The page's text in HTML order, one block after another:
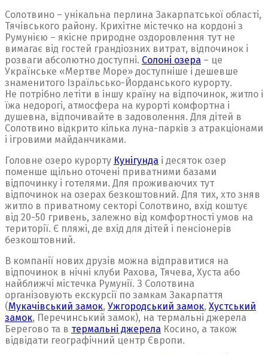
Солотвино – унікальна перлина Закарпатської області,
Тячівського району. Крихітне містечко на кордоні з
Румунією – якісне природне оздоровлення тут не
вимагає від гостей грандіозних витрат, відпочинок і
розваги абсолютно доступні. Солоні озера – це
Українське «Мертве Море» доступніше і дешевше
знаменитого Ізраїльсько-Йорданського курорту.
Не потрібно летіти в іншу країну на відпочинок, житло і
їжа недорогі, атмосфера на курорті комфортна і
душевна, відпочивайте в задоволення. Для дітей в
Солотвино відкрито кілька луна-парків з атракціонами
і ігровими майданчиками.
Головне озеро курорту Кунігунда і десяток озер
поменше щільно оточені приватними базами
відпочинку і готелями. Для проживаючих тут
відпочинок на озерах безкоштовний. Для тих, хто зняв
житло в приватному секторі Солотвино, вхід коштує
від 20-50 гривень, залежно від комфортності умов на
території. Є пляжі, де вхід для дітей і пенсіонерів
безкоштовний.
В компанії нових друзів можна відправитися на
відпочинок в нічні клуби Рахова, Тячева, Хуста або
найближчі містечка Румунії. З Солотвина
організовують екскурсії по замкам Закарпаття
(Мукачівський замок, Ужгородський замок, Хустський
замок, Перечинський замок), на термальні джерела
Берегово та в термальні джерела Косино, а також
відвідати географічний центр Європи.